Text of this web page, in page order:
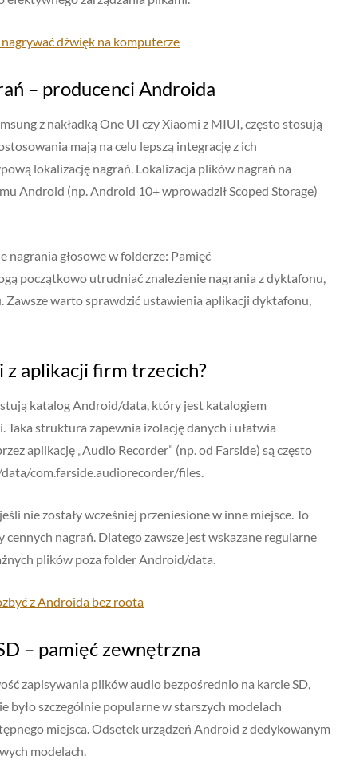
dźwięk na komputerze
– producenci Androida
z nakładką One UI czy Xiaomi z MIUI, często stosują
mają na celu lepszą integrację z ich
lokalizację nagrań. Lokalizacja plików nagrań na
Android (np. Android 10+ wprowadził Scoped Storage)
głosowe w folderze: Pamięć
początkowo utrudniać znalezienie nagrania z dyktafonu,
Zawsze warto sprawdzić ustawienia aplikacji dyktafonu,
aplikacji firm trzecich?
katalog Android/data, który jest katalogiem
struktura zapewnia izolację danych i ułatwia
aplikację „Audio Recorder” (np. od Farside) są często
com.farside.audiorecorder/files.
nie zostały wcześniej przeniesione w inne miejsce. To
nagrań. Dlatego zawsze jest wskazane regularne
plików poza folder Android/data.
z Androida bez roota
– pamięć zewnętrzna
zapisywania plików audio bezpośrednio na karcie SD,
było szczególnie popularne w starszych modelach
miejsca. Odsetek urządzeń Android z dedykowanym
modelach.